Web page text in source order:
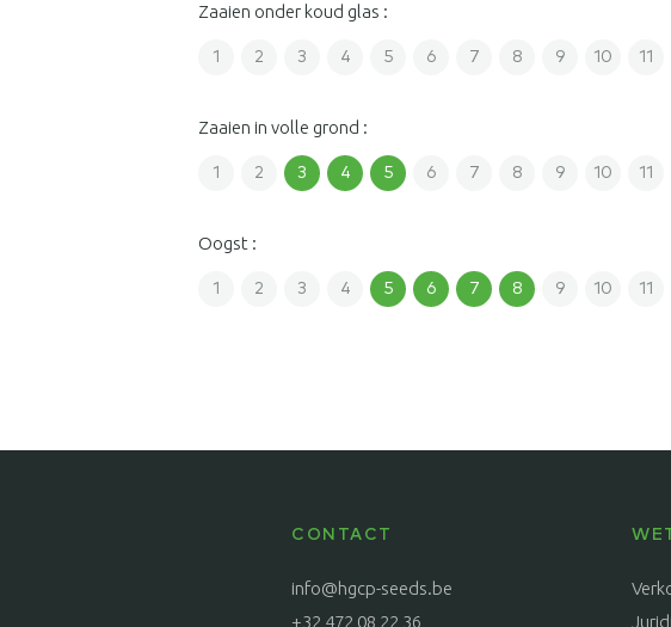
Zaaien onder koud glas :
1 2 3 4 5 6 7 8 9 10 11
Zaaien in volle grond :
1 2 3 4 5 6 7 8 9 10 11
Oogst :
1 2 3 4 5 6 7 8 9 10 11
CONTACT
info@hgcp-seeds.be
+32 472 08 22 36